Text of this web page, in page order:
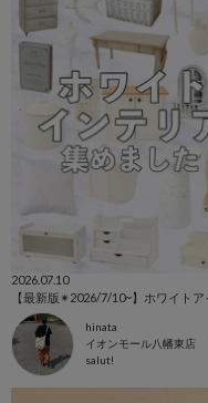
2026.07.10
hinata
イオンモール八幡東店
salut!